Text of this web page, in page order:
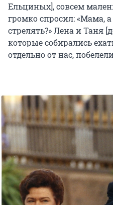
Ельциных], совсем
громко спросил: «Мама,
стрелять?» Лена и Таня
которые собирались
отдельно от нас,